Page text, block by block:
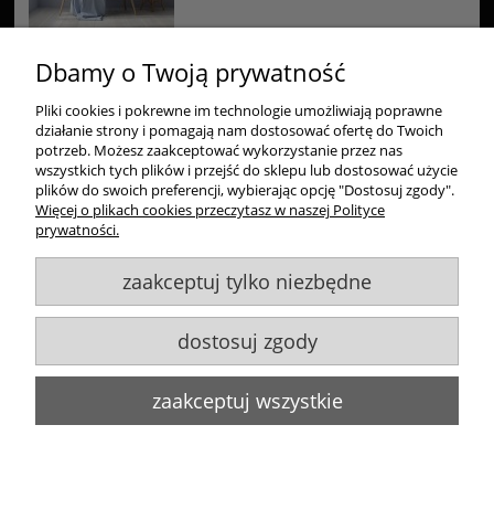
Żarówka LED E14 7W biała ciepła świeczka
22,00 zł
do koszyka
Zakupy
Pomoc
Dbamy o Twoją prywatność
Pliki cookies i pokrewne im technologie umożliwiają poprawne
działanie strony i pomagają nam dostosować ofertę do Twoich
potrzeb. Możesz zaakceptować wykorzystanie przez nas
wszystkich tych plików i przejść do sklepu lub dostosować użycie
plików do swoich preferencji, wybierając opcję "Dostosuj zgody".
Więcej o plikach cookies przeczytasz w naszej Polityce
prywatności.
zaakceptuj tylko niezbędne
dostosuj zgody
zaakceptuj wszystkie